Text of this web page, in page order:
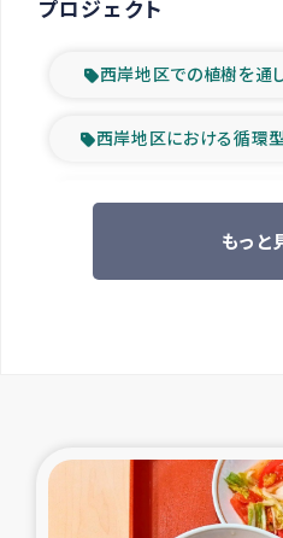
プロジェクト
西岸地区での植樹を通
西岸地区における循環
ツアー参
緊急救
東ティモー
大雨による洪
もっと